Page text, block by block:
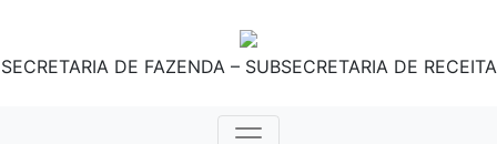
SECRETARIA DE FAZENDA – SUBSECRETARIA DE RECEITA